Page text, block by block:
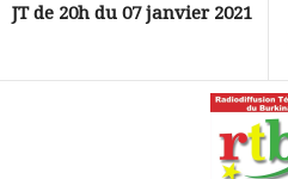
JT de 20h du 07 janvier 2021